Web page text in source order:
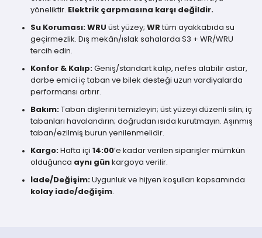
yöneliktir. Elektrik çarpmasına karşı değildir.
Su Koruması: WRU üst yüzey; WR tüm ayakkabıda su
geçirmezlik. Dış mekân/ıslak sahalarda S3 + WR/WRU
tercih edin.
Konfor & Kalıp: Geniş/standart kalıp, nefes alabilir astar,
darbe emici iç taban ve bilek desteği uzun vardiyalarda
performansı artırır.
Bakım: Taban dişlerini temizleyin; üst yüzeyi düzenli silin; iç
tabanları havalandırın; doğrudan ısıda kurutmayın. Aşınmış
taban/ezilmiş burun yenilenmelidir.
Kargo: Hafta içi 14:00’e kadar verilen siparişler mümkün
olduğunca aynı gün kargoya verilir.
İade/Değişim: Uygunluk ve hijyen koşulları kapsamında
kolay iade/değişim